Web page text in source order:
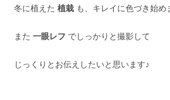
冬に植えた 植栽 も、キレイに色づき始め
また 一眼レフ でしっかりと撮影して
じっくりとお伝えしたいと思います♪